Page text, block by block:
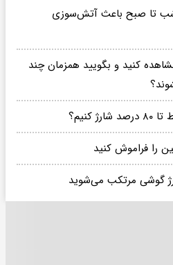
شب تا صبح باعث آتش‌سوزی
کنید و بگویید همزمان چند
را فراموش کنید